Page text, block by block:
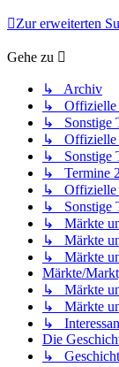
Zur erweiterten
Gehe zu
↳ Archiv
↳ Offizielle
↳ Sonstige
↳ Offizielle
↳ Sonstige
↳ Termine
↳ Offizielle
↳ Sonstige
↳ Märkte
↳ Märkte
↳ Märkte
Märkte/
↳ Märkte
↳ Märkte
↳
Die
↳